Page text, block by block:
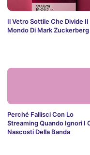
Il Vetro Sottile Che Divide Il
Mondo Di Mark Zuckerberg
Perché Fallisci Con Lo
Streaming Quando Ignori I
Nascosti Della Banda